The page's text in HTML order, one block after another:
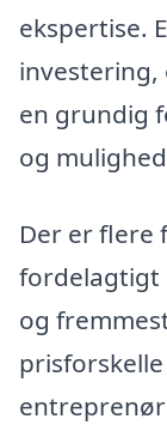
ekspertise.
investering,
en grundig
og
Der er flere
fordelagtigt
og